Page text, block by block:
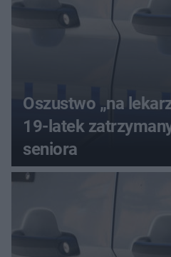
Oszustwo „na
19-latek
seniora